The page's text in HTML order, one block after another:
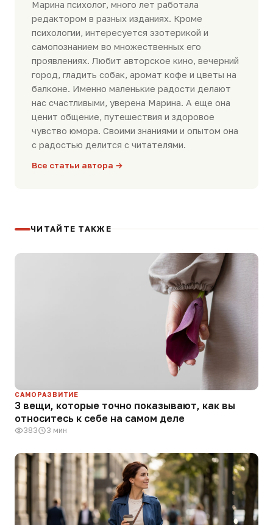
Марина психолог, много лет работала
редактором в разных изданиях. Кроме
психологии, интересуется эзотерикой и
самопознанием во множественных его
проявлениях. Любит авторское кино, вечерний
город, гладить собак, аромат кофе и цветы на
балконе. Именно маленькие радости делают
нас счастливыми, уверена Марина. А еще она
ценит общение, путешествия и здоровое
чувство юмора. Своими знаниями и опытом она
с радостью делится с читателями.
Все статьи автора →
ЧИТАЙТЕ ТАКЖЕ
САМОРАЗВИТИЕ
3 вещи, которые точно показывают, как вы
относитесь к себе на самом деле
383 3 мин